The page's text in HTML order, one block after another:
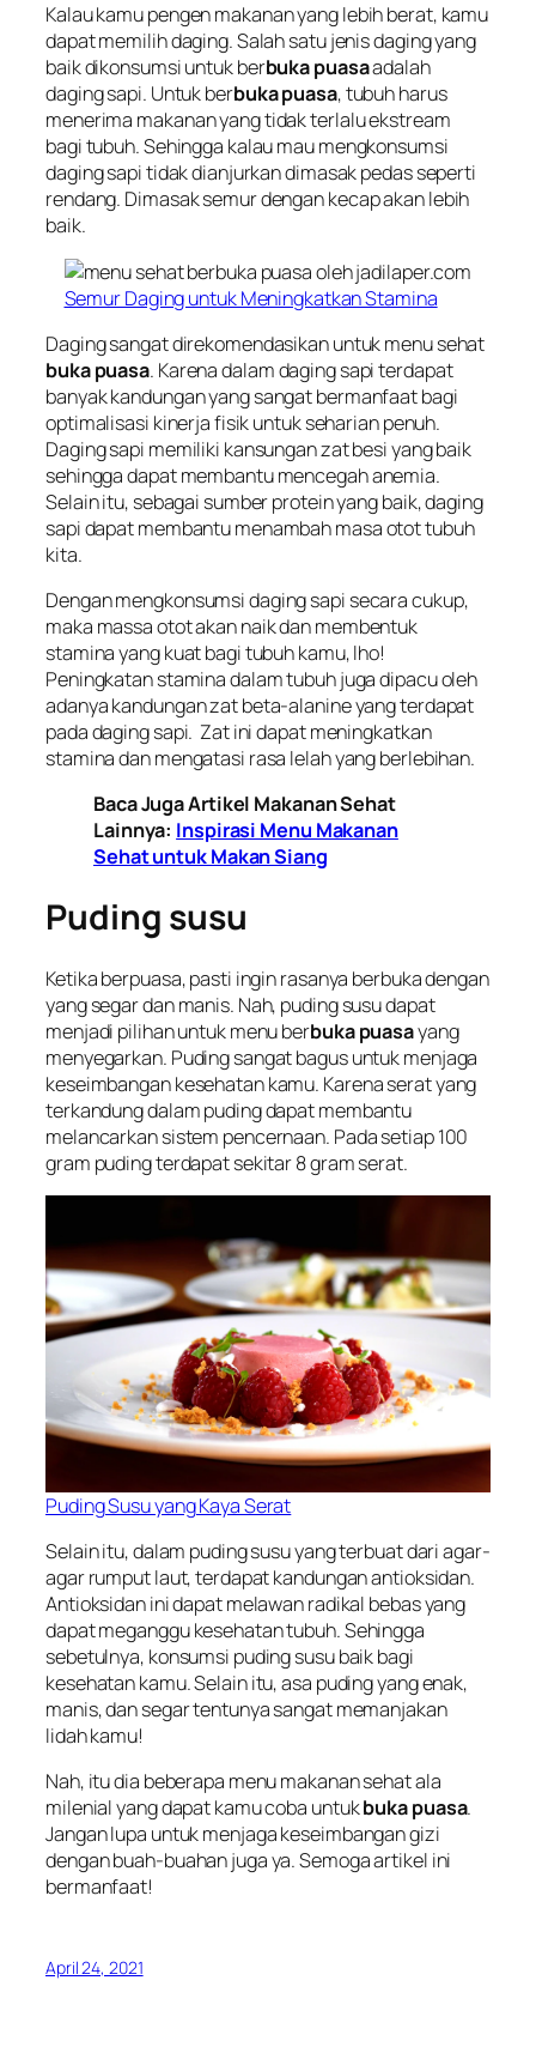
Kalau kamu pengen makanan yang lebih berat, kamu
dapat memilih daging. Salah satu jenis daging yang
baik dikonsumsi untuk berbuka puasaadalah
daging sapi. Untuk berbuka puasa, tubuh harus
menerima makanan yang tidak terlalu ekstream
bagi tubuh. Sehingga kalau mau mengkonsumsi
daging sapi tidak dianjurkan dimasak pedas seperti
rendang. Dimasak semur dengan kecap akan lebih
baik.
Semur Daging untuk Meningkatkan Stamina
Daging sangat direkomendasikan untuk menu sehat
buka puasa. Karena dalam daging sapi terdapat
banyak kandungan yang sangat bermanfaat bagi
optimalisasi kinerja fisik untuk seharian penuh.
Daging sapi memiliki kansungan zat besi yang baik
sehingga dapat membantu mencegah anemia.
Selain itu, sebagai sumber protein yang baik, daging
sapi dapat membantu menambah masa otot tubuh
kita.
Dengan mengkonsumsi daging sapi secara cukup,
maka massa otot akan naik dan membentuk
stamina yang kuat bagi tubuh kamu, lho!
Peningkatan stamina dalam tubuh juga dipacu oleh
adanya kandungan zat beta-alanine yang terdapat
pada daging sapi. Zat ini dapat meningkatkan
stamina dan mengatasi rasa lelah yang berlebihan.
Baca Juga Artikel Makanan Sehat
Lainnya: Inspirasi Menu Makanan
Sehat untuk Makan Siang
Puding susu
Ketika berpuasa, pasti ingin rasanya berbuka dengan
yang segar dan manis. Nah, puding susu dapat
menjadi pilihan untuk menu berbuka puasayang
menyegarkan. Puding sangat bagus untuk menjaga
keseimbangan kesehatan kamu. Karena serat yang
terkandung dalam puding dapat membantu
melancarkan sistem pencernaan. Pada setiap 100
gram puding terdapat sekitar 8 gram serat.
Puding Susu yang Kaya Serat
Selain itu, dalam puding susu yang terbuat dari agar-
agar rumput laut, terdapat kandungan antioksidan.
Antioksidan ini dapat melawan radikal bebas yang
dapat meganggu kesehatan tubuh. Sehingga
sebetulnya, konsumsi puding susu baik bagi
kesehatan kamu. Selain itu, asa puding yang enak,
manis, dan segar tentunya sangat memanjakan
lidah kamu!
Nah, itu dia beberapa menu makanan sehat ala
milenial yang dapat kamu coba untukbuka puasa.
Jangan lupa untuk menjaga keseimbangan gizi
dengan buah-buahan juga ya. Semoga artikel ini
bermanfaat!
April 24, 2021